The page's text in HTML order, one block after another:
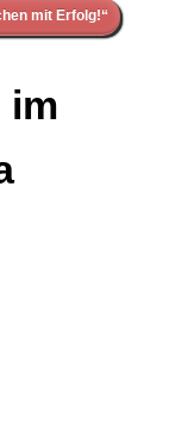
mit Erfolg!“
im